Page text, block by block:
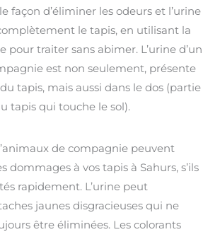
façon d’éliminer les odeurs et l’urine
le tapis, en utilisant la
pour traiter sans abimer. L’urine d’un
est non seulement, présente
tapis, mais aussi dans le dos (partie
tapis qui touche le sol).
de compagnie peuvent
dommages à vos tapis à Sahurs, s’ils
rapidement. L’urine peut
jaunes disgracieuses qui ne
être éliminées. Les colorants